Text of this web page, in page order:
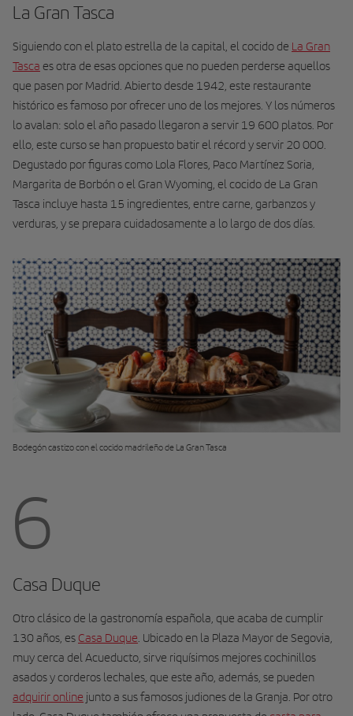
La Gran Tasca
Siguiendo con el plato estrella de la capital, el cocido de La Gran
Tasca es otra de esas opciones que no pueden perderse aquellos
que pasen por Madrid. Abierto desde 1942, este restaurante
histórico es famoso por ofrecer uno de los mejores. Y los números
lo avalan: solo el año pasado llegaron a servir 19 600 platos. Por
ello, este curso se han propuesto batir el récord y servir 20 000.
Degustado por figuras como Lola Flores, Paco Martínez Soria,
Margarita de Borbón o el Gran Wyoming, el cocido de La Gran
Tasca incluye hasta 15 ingredientes, entre carne, garbanzos y
verduras, y se prepara cuidadosamente a lo largo de dos días.
Bodegón castizo con el cocido madrileño de La Gran Tasca
6
Casa Duque
Otro clásico de la gastronomía española, que acaba de cumplir
130 años, es Casa Duque. Ubicado en la Plaza Mayor de Segovia,
muy cerca del Acueducto, sirve riquísimos mejores cochinillos
asados y corderos lechales, que este año, además, se pueden
adquirir online junto a sus famosos judiones de la Granja. Por otro